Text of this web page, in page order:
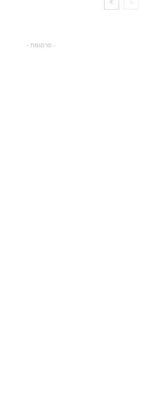
- פרסומת -